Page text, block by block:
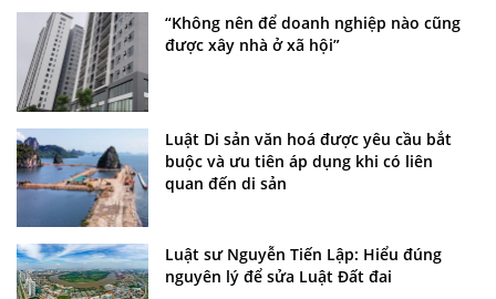
“Không nên để doanh nghiệp nào cũng
được xây nhà ở xã hội”
Luật Di sản văn hoá được yêu cầu bắt
buộc và ưu tiên áp dụng khi có liên
quan đến di sản
Luật sư Nguyễn Tiến Lập: Hiểu đúng
nguyên lý để sửa Luật Đất đai